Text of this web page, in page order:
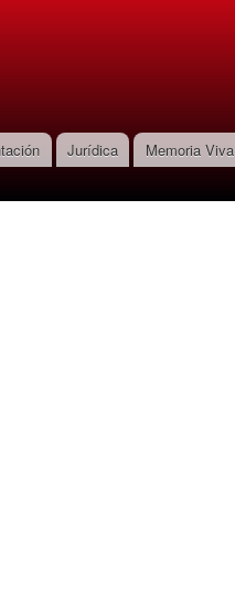
Jurídica Memoria Viva